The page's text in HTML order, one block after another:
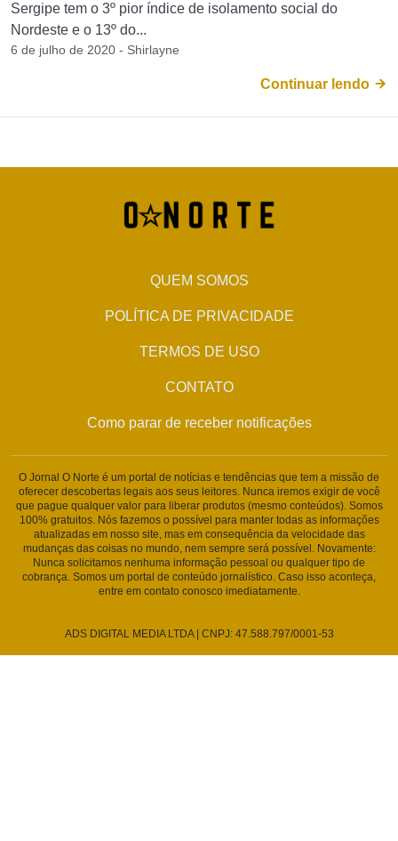
Sergipe tem o 3º pior índice de isolamento social do
Nordeste e o 13º do...
6 de julho de 2020 - Shirlayne
Continuar lendo
QUEM SOMOS
POLÍTICA DE PRIVACIDADE
TERMOS DE USO
CONTATO
Como parar de receber notificações
O Jornal O Norte é um portal de notícias e tendências que tem a missão de
oferecer descobertas legais aos seus leitores. Nunca iremos exigir de você
que pague qualquer valor para liberar produtos (mesmo conteúdos). Somos
100% gratuitos. Nós fazemos o possível para manter todas as informações
atualizadas em nosso site, mas em consequência da velocidade das
mudanças das coisas no mundo, nem sempre será possível. Novamente:
Nunca solicitamos nenhuma informação pessoal ou qualquer tipo de
cobrança. Somos um portal de conteúdo jornalístico. Caso isso aconteça,
entre em contato conosco imediatamente.
ADS DIGITAL MEDIA LTDA | CNPJ: 47.588.797/0001-53